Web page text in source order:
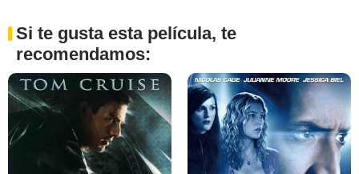
Si te gusta esta película, te
recomendamos: